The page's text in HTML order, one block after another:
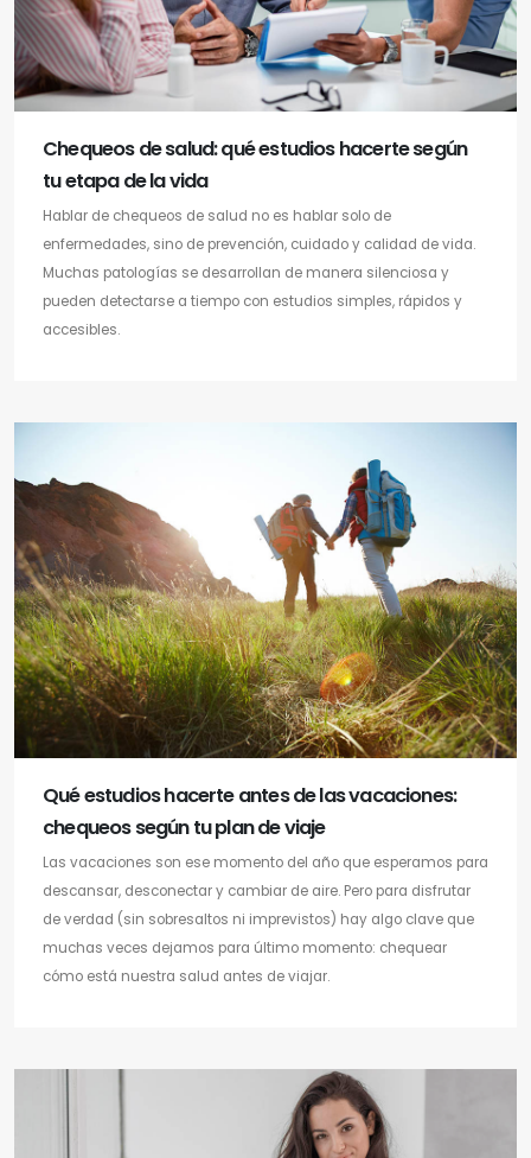
Chequeos de salud: qué estudios hacerte según
tu etapa de la vida
Hablar de chequeos de salud no es hablar solo de
enfermedades, sino de prevención, cuidado y calidad de vida.
Muchas patologías se desarrollan de manera silenciosa y
pueden detectarse a tiempo con estudios simples, rápidos y
accesibles.
Qué estudios hacerte antes de las vacaciones:
chequeos según tu plan de viaje
Las vacaciones son ese momento del año que esperamos para
descansar, desconectar y cambiar de aire. Pero para disfrutar
de verdad (sin sobresaltos ni imprevistos) hay algo clave que
muchas veces dejamos para último momento: chequear
cómo está nuestra salud antes de viajar.